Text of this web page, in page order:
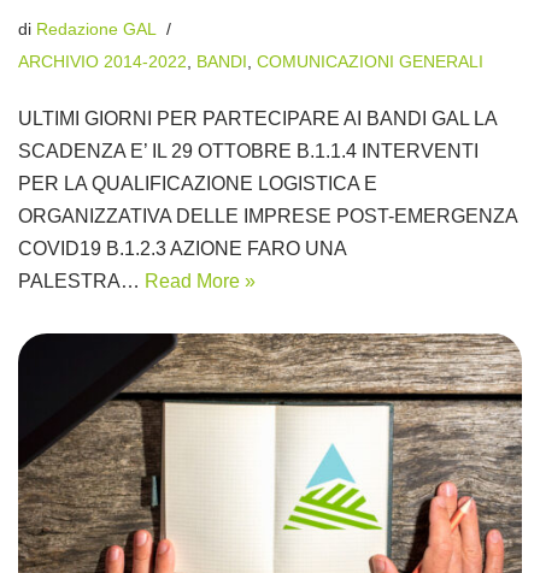
di Redazione GAL
ARCHIVIO 2014-2022
BANDI COMUNICAZIONI GENERALI
ULTIMI GIORNI PER PARTECIPARE AI BANDI GAL LA
SCADENZA E’ IL 29 OTTOBRE B.1.1.4 INTERVENTI
PER LA QUALIFICAZIONE LOGISTICA E
ORGANIZZATIVA DELLE IMPRESE POST-EMERGENZA
COVID19 B.1.2.3 AZIONE FARO UNA
PALESTRA… Read More »